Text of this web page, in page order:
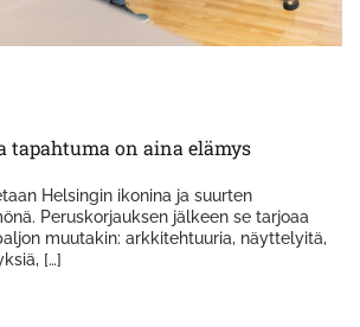
tapahtuma on aina elämys
Helsingin ikonina ja suurten
Peruskorjauksen jälkeen se tarjoaa
muutakin: arkkitehtuuria, näyttelyitä,
[…]